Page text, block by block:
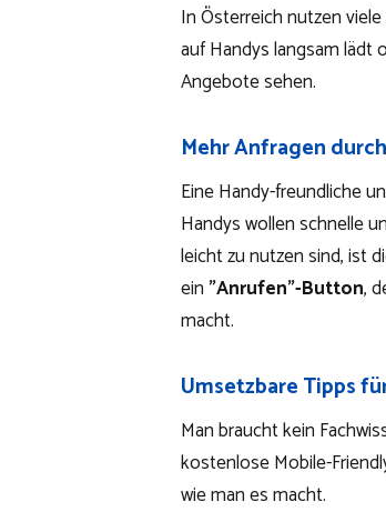
In Österreich nutzen
auf Handys langsam lädt
Angebote sehen.
Mehr Anfragen
Eine Handy-freundliche
Handys wollen schnelle
leicht zu nutzen sind, ist
ein "Anrufen"-Button,
macht.
Umsetzbare Tipps
Man braucht kein
kostenlose Mobile-
wie man es macht.